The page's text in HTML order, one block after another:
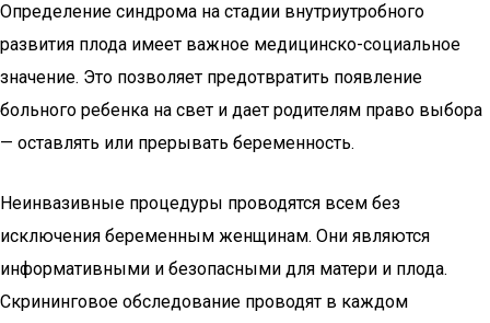
Определение синдрома на стадии внутриутробного
развития плода имеет важное медицинско-социальное
значение. Это позволяет предотвратить появление
больного ребенка на свет и дает родителям право выбора
— оставлять или прерывать беременность.
Неинвазивные процедуры проводятся всем без
исключения беременным женщинам. Они являются
информативными и безопасными для матери и плода.
Скрининговое обследование проводят в каждом